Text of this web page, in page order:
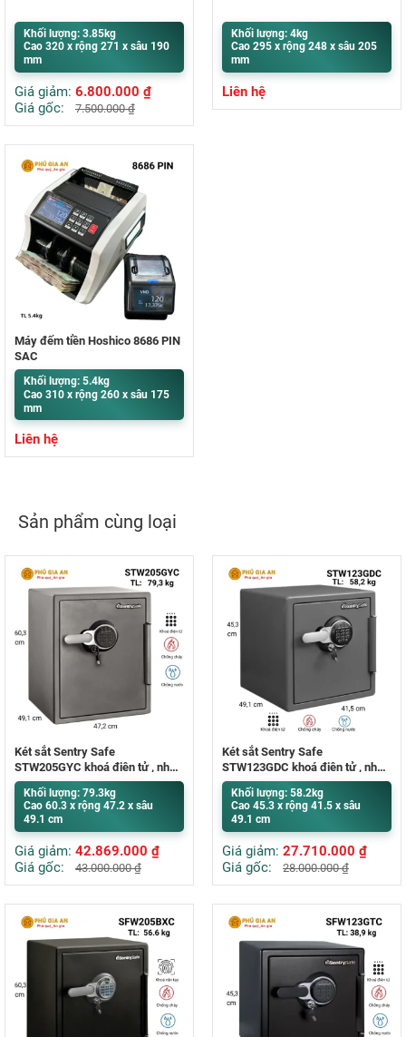
Khối lượng: 3.85kg
Cao 320 x rộng 271 x sâu 190
mm
Giá giảm: 6.800.000 ₫
Giá gốc:
7.500.000₫
Khối lượng: 4kg
Cao 295 x rộng 248 x sâu 205
mm
Liên hệ
Máy đếm tiền Hoshico 8686 PIN
SẠC
Khối lượng: 5.4kg
Cao 310 x rộng 260 x sâu 175
mm
Liên hệ
Sản phẩm cùng loại
Két sắt Sentry Safe
STW205GYC khoá điện tử , nhập
khẩu Mỹ
Khối lượng: 79.3kg
Cao 60.3 x rộng 47.2 x sâu
49.1 cm
Giá giảm: 42.869.000 ₫
Giá gốc:
43.000.000₫
Két sắt Sentry Safe
STW123GDC khoá điện tử , nhập
khẩu Mỹ
Khối lượng: 58.2kg
Cao 45.3 x rộng 41.5 x sâu
49.1 cm
Giá giảm: 27.710.000 ₫
Giá gốc:
28.000.000₫